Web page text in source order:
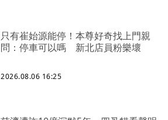
只有崔始源能停！本尊好奇找上門親
問：停車可以嗎 新北店員粉樂壞
2026.08.06 16:25